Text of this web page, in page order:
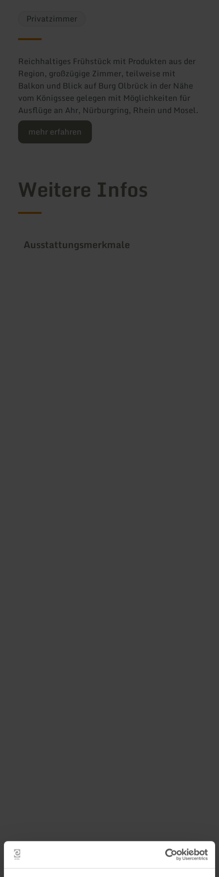
Privatzimmer
Reichhaltiges Frühstück mit Produkten aus der
Region, großzügige Zimmer, teilweise mit
Balkon und Blick auf Burg Olbrück in der Nähe
vom Königssee gelegen mit Möglichkeiten für
Ausflüge an Ahr, Nürburgring, Rhein und Mosel.
mehr erfahren
Weitere Infos
Ausstattungsmerkmale